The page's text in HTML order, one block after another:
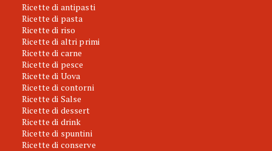
Ricette di antipasti
Ricette di pasta
Ricette di riso
Ricette di altri primi
Ricette di carne
Ricette di pesce
Ricette di Uova
Ricette di contorni
Ricette di Salse
Ricette di dessert
Ricette di drink
Ricette di spuntini
Ricette di conserve